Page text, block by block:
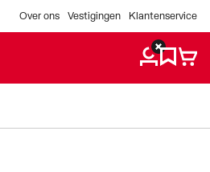
Over ons Vestigingen Klantenservice